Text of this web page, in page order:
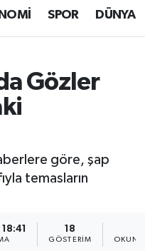
SPOR DÜNYA
Gözler
göre, şap
temasların
18
GÖSTERIM
Fikstür